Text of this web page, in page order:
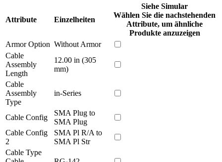
Attribute Einzelheiten
Siehe Simular
Wählen Sie die nachstehenden
Attribute, um ähnliche
Produkte anzuzeigen
Armor Option Without Armor
Cable
Assembly
Length
12.00 in (305
mm)
Cable
Assembly
Type
in-Series
Cable Config
SMA Plug to
SMA Plug
Cable Config
2
SMA Pl R/A to
SMA Pl Str
Cable Type